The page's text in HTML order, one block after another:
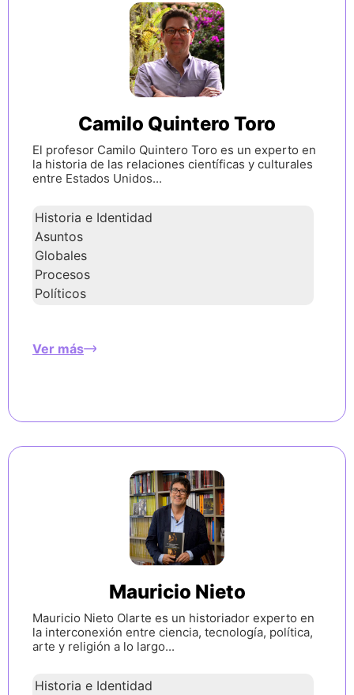
Camilo Quintero Toro
El profesor Camilo Quintero Toro es un experto en
la historia de las relaciones científicas y culturales
entre Estados Unidos...
Historia e Identidad
Asuntos
Globales
Procesos
Políticos
Ver más
Mauricio Nieto
Mauricio Nieto Olarte es un historiador experto en
la interconexión entre ciencia, tecnología, política,
arte y religión a lo largo...
Historia e Identidad